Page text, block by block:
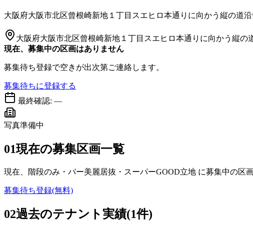
大阪府大阪市北区曾根崎新地１丁目スエヒロ本通りに向かう縦の道沿
大阪府大阪市北区曾根崎新地１丁目スエヒロ本通りに向かう縦の
現在、募集中の区画はありません
募集待ち登録で空きが出次第ご連絡します。
募集待ちに登録する
最終確認: —
写真準備中
01現在の募集区画一覧
現在、 階段のみ・バー美麗居抜・スーパーGOOD立地 に募集中の区
募集待ち登録(無料)
02過去のテナント実績(1件)